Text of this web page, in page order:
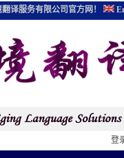
登
译服务有限公司官方网！